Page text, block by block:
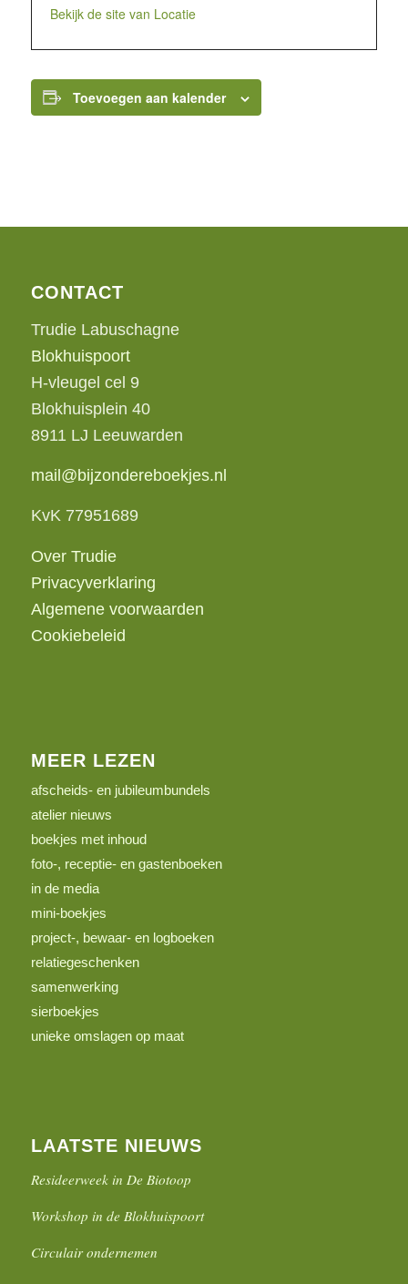
Bekijk de site van Locatie
Toevoegen aan kalender
CONTACT
Trudie Labuschagne
Blokhuispoort
H-vleugel cel 9
Blokhuisplein 40
8911 LJ Leeuwarden
mail@bijzondereboekjes.nl
KvK 77951689
Over Trudie
Privacyverklaring
Algemene voorwaarden
Cookiebeleid
MEER LEZEN
afscheids- en jubileumbundels
atelier nieuws
boekjes met inhoud
foto-, receptie- en gastenboeken
in de media
mini-boekjes
project-, bewaar- en logboeken
relatiegeschenken
samenwerking
sierboekjes
unieke omslagen op maat
LAATSTE NIEUWS
Resideerweek in De Biotoop
Workshop in de Blokhuispoort
Circulair ondernemen